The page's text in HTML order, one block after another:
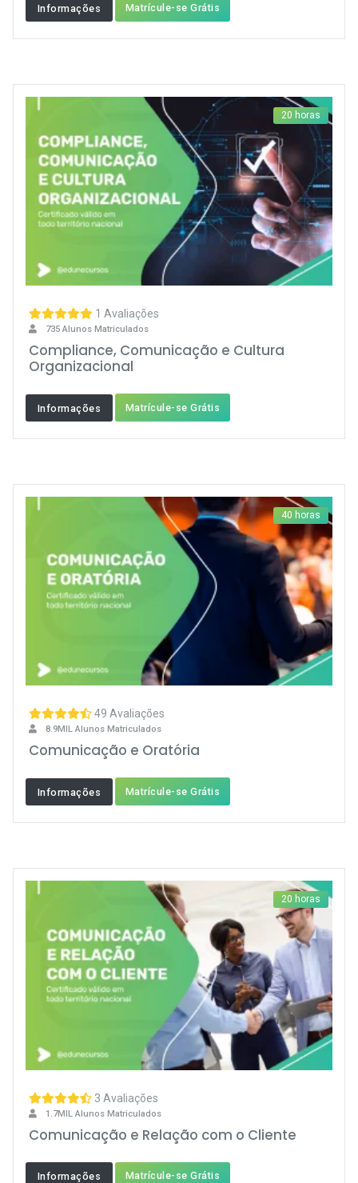
Informações Matrícule-se Grátis
20 horas
1 Avaliações
735 Alunos Matriculados
Compliance, Comunicação e Cultura
Organizacional
Informações Matrícule-se Grátis
40 horas
49 Avaliações
8.9MIL Alunos Matriculados
Comunicação e Oratória
Informações Matrícule-se Grátis
20 horas
3 Avaliações
1.7MIL Alunos Matriculados
Comunicação e Relação com o Cliente
Informações Matrícule-se Grátis